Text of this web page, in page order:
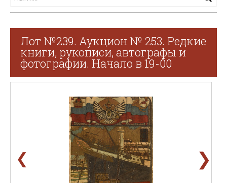
Лот №239. Аукцион № 253. Редкие
книги, рукописи, автографы и
фотографии. Начало в 19-00
❮ ❯